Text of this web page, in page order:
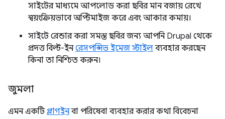
সাইটের মাধ্যমে আপলোড করা ছবির মান বজায় রেখে
স্বয়ংক্রিয়ভাবে অপ্টিমাইজ করে এবং আকার কমায়।
সাইটে রেন্ডার করা সমস্ত ছবির জন্য আপনি Drupal থেকে
প্রদত্ত বিল্ট-ইনরেসপন্সিভ ইমেজ স্টাইলব্যবহার করছেন
কিনা তা নিশ্চিত করুন।
জুমলা
এমন একটিপ্লাগইনবা পরিষেবা ব্যবহার করার কথা বিবেচনা